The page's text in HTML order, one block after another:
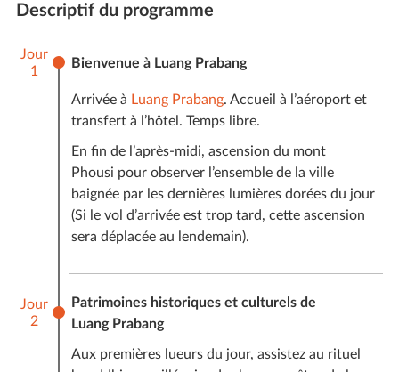
chaque voyageur d’Amica. Ce dernier varie selon le
saisonnalité et les délais de réservations de notre
client.
Comptez pour ce voyage uneestimation comprise
indicatif, le tarif médian pour ce voyage pour
4 personnes en moyenne saison avec les hôtels
standards est de 1194 € par personne. Le seul prix
exact sera celui qui apparaîtra sur votre devis
personnalisé et finalisé.
* Le prix des vols internationaux n’est pas inclus dans
cette estimation.
Ce prix comprend :
L’hébergement dans des hôtels ou chez l’habitant
Descriptif du programme
Jour
1
Bienvenue à Luang Prabang
Arrivée à Luang Prabang. Accueil à l’aéroport et
transfert à l’hôtel. Temps libre.
En fin de l’après-midi, ascension du mont
Phousi pour observer l’ensemble de la ville
baignée par les dernières lumières dorées du jour
(Si le vol d’arrivée est trop tard, cette ascension
sera déplacée au lendemain).
Jour
2
Patrimoines historiques et culturels de
Luang Prabang
Aux premières lueurs du jour, assistez au rituel